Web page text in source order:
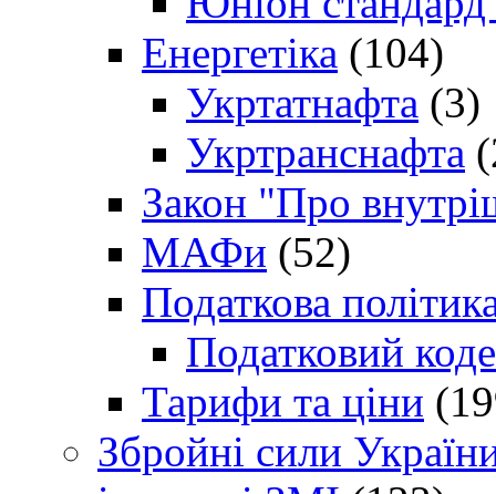
Енергетіка (104)
Укртатнафта (3)
Укртранснафта
Закон "Про
МАФи (52)
Податкова
Податковий
Тарифи та ціни
Збройні сили